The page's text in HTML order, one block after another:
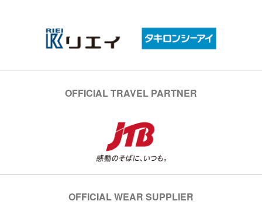
OFFICIAL TRAVEL PARTNER
OFFICIAL WEAR SUPPLIER